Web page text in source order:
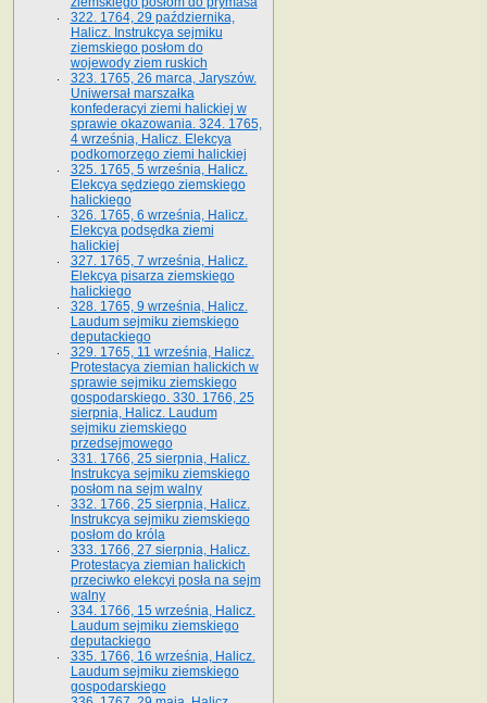
322. 1764, 29 października,
Halicz. Instrukcya sejmiku
ziemskiego posłom do
wojewody ziem ruskich
323. 1765, 26 marca, Jaryszów.
Uniwersał marszałka
konfederacyi ziemi halickiej w
sprawie okazowania. 324. 1765,
4 września, Halicz. Elekcya
podkomorzego ziemi halickiej
325. 1765, 5 września, Halicz.
Elekcya sędziego ziemskiego
halickiego
326. 1765, 6 września, Halicz.
Elekcya podsędka ziemi
halickiej
327. 1765, 7 września, Halicz.
Elekcya pisarza ziemskiego
halickiego
328. 1765, 9 września, Halicz.
Laudum sejmiku ziemskiego
deputackiego
329. 1765, 11 września, Halicz.
Protestacya ziemian halickich w
sprawie sejmiku ziemskiego
gospodarskiego. 330. 1766, 25
sierpnia, Halicz. Laudum
sejmiku ziemskiego
przedsejmowego
331. 1766, 25 sierpnia, Halicz.
Instrukcya sejmiku ziemskiego
posłom na sejm walny
332. 1766, 25 sierpnia, Halicz.
Instrukcya sejmiku ziemskiego
posłom do króla
333. 1766, 27 sierpnia, Halicz.
Protestacya ziemian halickich
przeciwko elekcyi posła na sejm
walny
334. 1766, 15 września, Halicz.
Laudum sejmiku ziemskiego
deputackiego
335. 1766, 16 września, Halicz.
Laudum sejmiku ziemskiego
gospodarskiego